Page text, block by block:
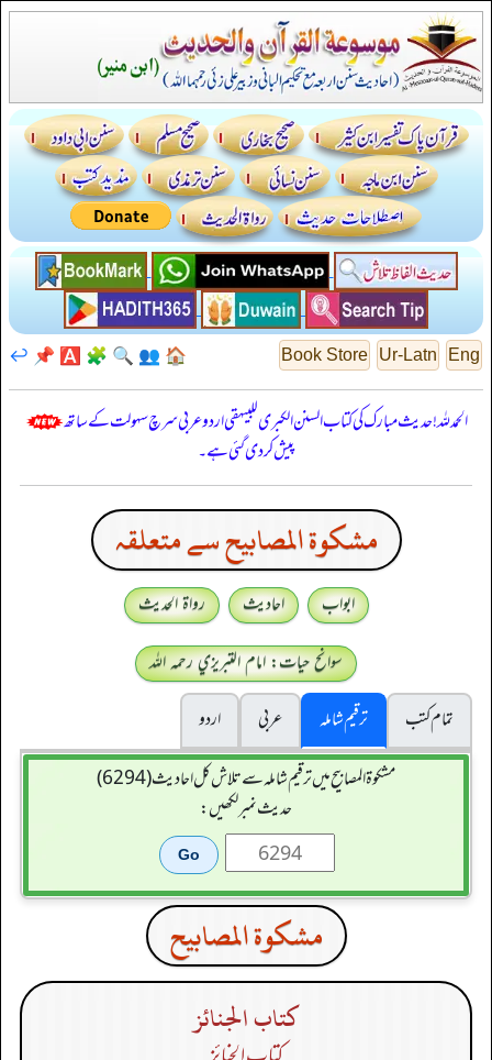
Eng
Ur-Latn
Book Store
🏠
👥
🔍
🧩
🅰️
📌
↩️
الحمدللہ! حدیث مبارک کی کتاب السنن الكبرى للبيهقي اردو عربی سرچ سہولت کے ساتھ
پیش کر دی گئی ہے۔
مشكوة المصابيح سے متعلقہ
ابواب احادیث
رواۃ الحدیث
سوانح حیات: امام التبريزي رحمہ اللہ
تمام کتب
ترقیم شاملہ عربی
اردو
مشکوۃ المصابیح میں ترقیم شاملہ سے تلاش کل احادیث (6294)
حدیث نمبر لکھیں:
مشكوة المصابيح
كتاب الجنائز